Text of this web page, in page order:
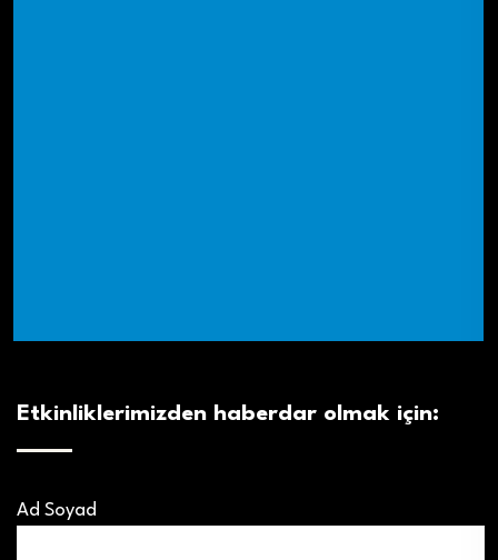
Etkinliklerimizden haberdar olmak için:
Ad Soyad